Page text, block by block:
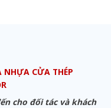
NHỰA CỬA THÉP
cho đối tác và khách